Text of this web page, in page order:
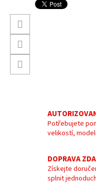
Potřebujete
velikostí,
DOPRAVA
Získejte
splnit